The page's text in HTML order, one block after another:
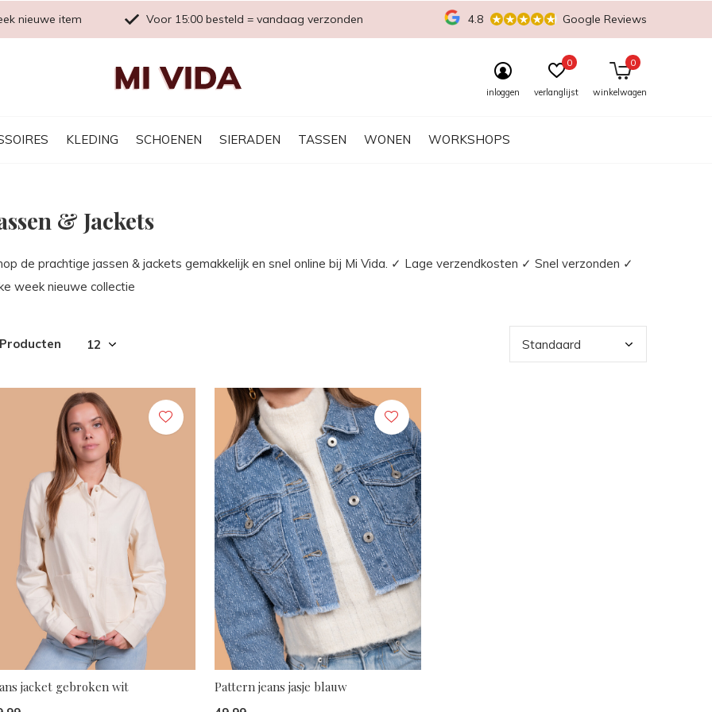
KLEDING SCHOENEN SIERADEN TASSEN WONEN WORKSHOPS
inloggen verlanglijst
0
winkelwagen
0
nieuwe item Voor 15:00 besteld = vandaag verzonden 4.8 Google Reviews
& Jackets
de prachtige jassen & jackets gemakkelijk en snel online bij Mi Vida. ✓ Lage verzendkosten ✓ Snel verzonden ✓
week nieuwe collectie
jacket gebroken wit Pattern jeans jasje blauw